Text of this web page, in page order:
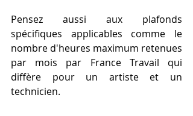
Pensez aussi aux plafonds
spécifiques applicables comme le
nombre d'heures maximum retenues
par mois par France Travail qui
diffère pour un artiste et un
technicien.